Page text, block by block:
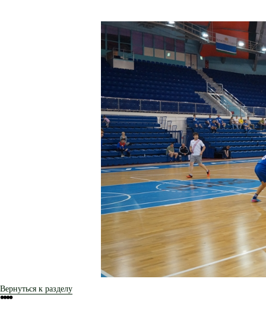
Вернуться к разделу
••••